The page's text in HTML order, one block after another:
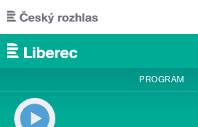
Přejít k hlavnímu obsahu
PROGRAM